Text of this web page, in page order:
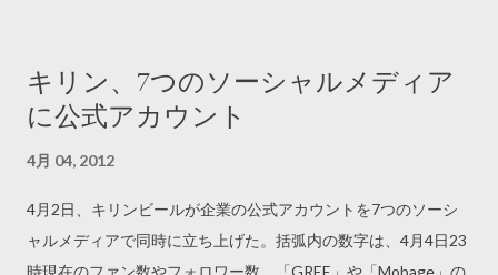
キリン、7つのソーシャルメディア
に公式アカウント
4月 04, 2012
4月2日、キリンビールが企業の公式アカウントを7つのソーシ
ャルメディアで同時に立ち上げた。括弧内の数字は、4月4日23
時現在のファン数やフォロワー数。「GREE」や「Mobage」の